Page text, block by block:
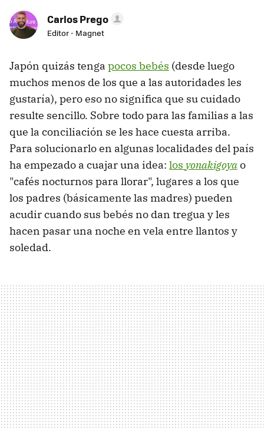
Carlos Prego
Editor - Magnet
Japón quizás tenga pocos bebés (desde luego
muchos menos de los que a las autoridades les
gustaría), pero eso no significa que su cuidado
resulte sencillo. Sobre todo para las familias a las
que la conciliación se les hace cuesta arriba.
Para solucionarlo en algunas localidades del país
ha empezado a cuajar una idea: los yonakigoyao
"cafés nocturnos para llorar", lugares a los que
los padres (básicamente las madres) pueden
acudir cuando sus bebés no dan tregua y les
hacen pasar una noche en vela entre llantos y
soledad.